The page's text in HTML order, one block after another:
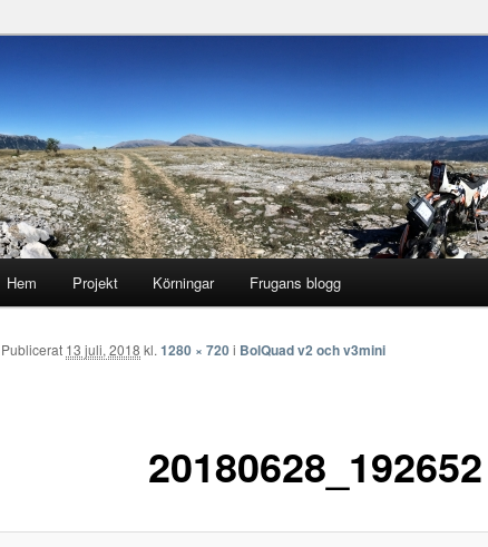
Runsten Racing
Hem Projekt Körningar Frugans blogg
20180628_192652
Publicerat 13 juli, 2018 kl. 1280 × 720i BolQuad v2 och v3mini